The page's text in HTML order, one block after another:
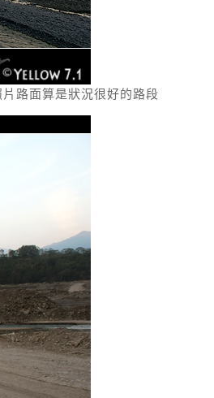
路面算是狀況很好的路段